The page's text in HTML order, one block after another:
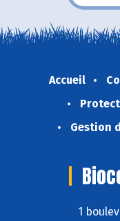
Accueil
Gestion
1